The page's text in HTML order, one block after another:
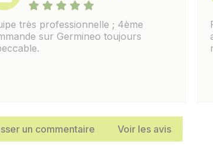
très professionnelle ; 4ème
sur Germineo toujours
un commentaire Voir les avis